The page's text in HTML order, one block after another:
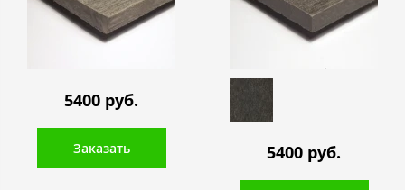
5400 руб.
Заказать 5400 руб.